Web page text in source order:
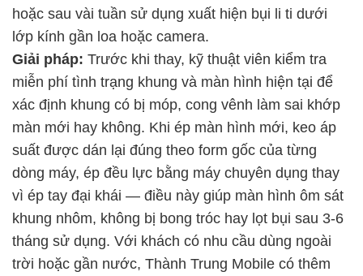
hoặc sau vài tuần sử dụng xuất hiện bụi li ti dưới
lớp kính gần loa hoặc camera.
Giải pháp: Trước khi thay, kỹ thuật viên kiểm tra
miễn phí tình trạng khung và màn hình hiện tại để
xác định khung có bị móp, cong vênh làm sai khớp
màn mới hay không. Khi ép màn hình mới, keo áp
suất được dán lại đúng theo form gốc của từng
dòng máy, ép đều lực bằng máy chuyên dụng thay
vì ép tay đại khái — điều này giúp màn hình ôm sát
khung nhôm, không bị bong tróc hay lọt bụi sau 3-6
tháng sử dụng. Với khách có nhu cầu dùng ngoài
trời hoặc gần nước, Thành Trung Mobile có thêm